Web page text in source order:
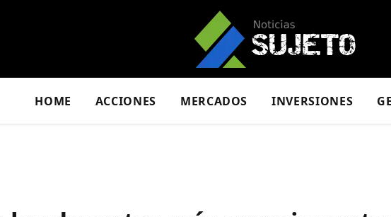
HOME ACCIONES MERCADOS INVERSIONES